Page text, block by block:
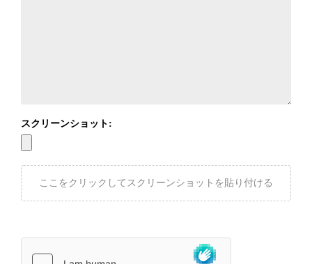
スクリーンショット:
ここをクリックしてスクリーンショットを貼り付ける